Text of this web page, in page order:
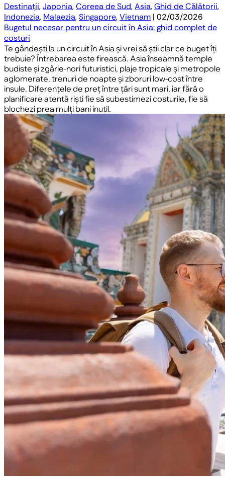
Destinații,Japonia,Coreea de Sud,Asia,Ghid de Călătorii,
Indonezia, Malaezia,Singapore,Vietnam | 02/03/2026
Bugetul necesar pentru un circuit în Asia: ghid complet de
costuri
Te gândești la un circuit în Asia și vrei să știi clar ce buget îți
trebuie? Întrebarea este firească. Asia înseamnă temple
budiste și zgârie-nori futuristici, plaje tropicale și metropole
aglomerate, trenuri de noapte și zboruri low-cost între
insule. Diferențele de preț între țări sunt mari, iar fără o
planificare atentă riști fie să subestimezi costurile, fie să
blochezi prea mulți bani inutil.